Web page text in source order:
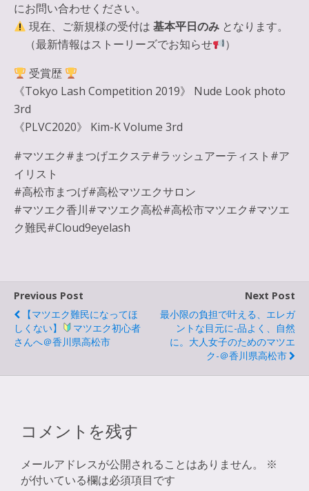
にお問い合わせください。
現在、ご新規様の受付は基本平日のみ となります。
（最新情報はストーリーズでお知らせ
）
受賞歴
《Tokyo Lash Competition 2019》 Nude Look photo
3rd
《PLVC2020》 Kim-K Volume 3rd
#マツエク#まつげエクステ#ラッシュアーティスト#ア
イリスト
#高松市まつげ#高松マツエクサロン
#マツエク香川#マツエク高松#高松市マツエク#マツエ
ク難民#Cloud9eyelash
Previous Post
【マツエク難民になってほ
しくない】
マツエク初心者
さんへ＠香川県高松市
Next Post
最小限の負担で叶える、エレガ
ントな目元に-品よく、自然
に。大人女子のためのマツエ
ク-＠香川県高松市
コメントを残す
メールアドレスが公開されることはありません。
※
が付いている欄は必須項目です